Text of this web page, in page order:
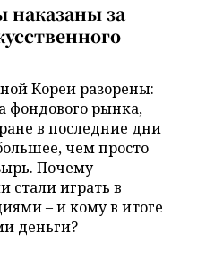
наказаны за
Кореи разорены:
фондового рынка,
в последние дни
чем просто
Почему
стали играть в
– и кому в итоге
деньги?